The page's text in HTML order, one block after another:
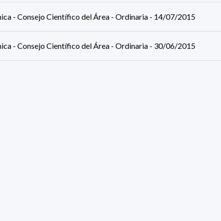
- Consejo Científico del Área - Ordinaria - 14/07/2015
- Consejo Científico del Área - Ordinaria - 30/06/2015